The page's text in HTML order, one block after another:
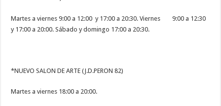
Martes a viernes 9:00 a 12:00 y 17:00 a 20:30. Viernes 9:00 a 12:30
y 17:00 a 20:00. Sábado y domingo 17:00 a 20:30.
*NUEVO SALON DE ARTE (J.D.PERON 82)
Martes a viernes 18:00 a 20:00.